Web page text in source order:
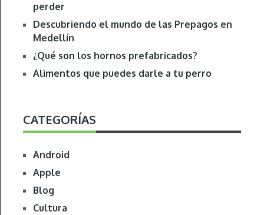
perder
Descubriendo el mundo de las Prepagos en
Medellín
¿Qué son los hornos prefabricados?
Alimentos que puedes darle a tu perro
CATEGORÍAS
Android
Apple
Blog
Cultura